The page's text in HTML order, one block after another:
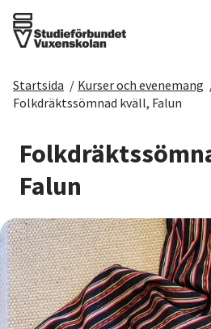
Det här gör vi
För dig som
Sök kurser och
Om SV
Starta studiecirkel
Startsida / Kurser och evenemang
Folkdräktssömnad kväll, Falun
Falun